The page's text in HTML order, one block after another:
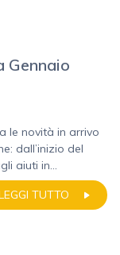
Gennaio
le novità in arrivo
dall’inizio del
aiuti in...
TUTTO